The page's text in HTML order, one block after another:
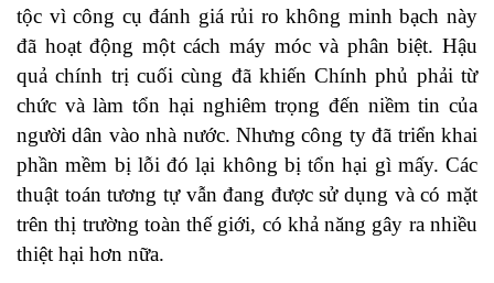
tộc vì công cụ đánh giá rủi ro không minh bạch này
đã hoạt động một cách máy móc và phân biệt. Hậu
quả chính trị cuối cùng đã khiến Chính phủ phải từ
chức và làm tổn hại nghiêm trọng đến niềm tin của
người dân vào nhà nước. Nhưng công ty đã triển khai
phần mềm bị lỗi đó lại không bị tổn hại gì mấy. Các
thuật toán tương tự vẫn đang được sử dụng và có mặt
trên thị trường toàn thế giới, có khả năng gây ra nhiều
thiệt hại hơn nữa.